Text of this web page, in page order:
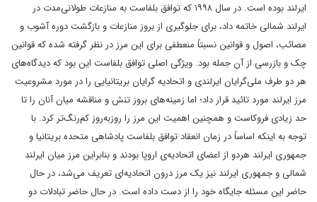
ایرلند بوده است. در سال ۱۹۹۸ که توافق بلفاست به منازعات طولانی‌مدت در
ایرلند شمالی خاتمه داد، برای جلوگیری از بروز منازعات و بازگشت دوره‌ آشوب و
مصائب، اصول و قوانین نسبتاً منعطفی برای این مرز در نظر گرفته شده که قوانین
چک و بازرسی از آن جمله بود. ویژگی اصلی توافق بلفاست این بود که دیدگاه‌های
هر دو طرف ملی‌گرایان ایرلندی و اتحادیه گرایان بریتانیایی را در مورد مشروعیت
مرز ایرلند مورد تائید قرار داد؛ اما زمینه‌های بروز تنش و مناقشه میان آنان را تا
حد زیادی فروکاست و همچنین اهمیت این مرز را روزبه‌روز کم‌رنگ‌تر کرد. با
توجه به اینکه اساساً در زمان انعقاد توافق بلفاست پادشاهی متحده بریتانیا و
جمهوری ایرلند هردو از اعضای اتحادیه‌ی اروپا بودند و بنابراین مرز میان ایرلند
شمالی و جمهوری ایرلند نیز یک مرز درون اتحادیه‌ای تعریف می‌شد، در حال
حاضر این مسئله جایگاه خود را از دست داده است. در حال حاضر تبادلات دو